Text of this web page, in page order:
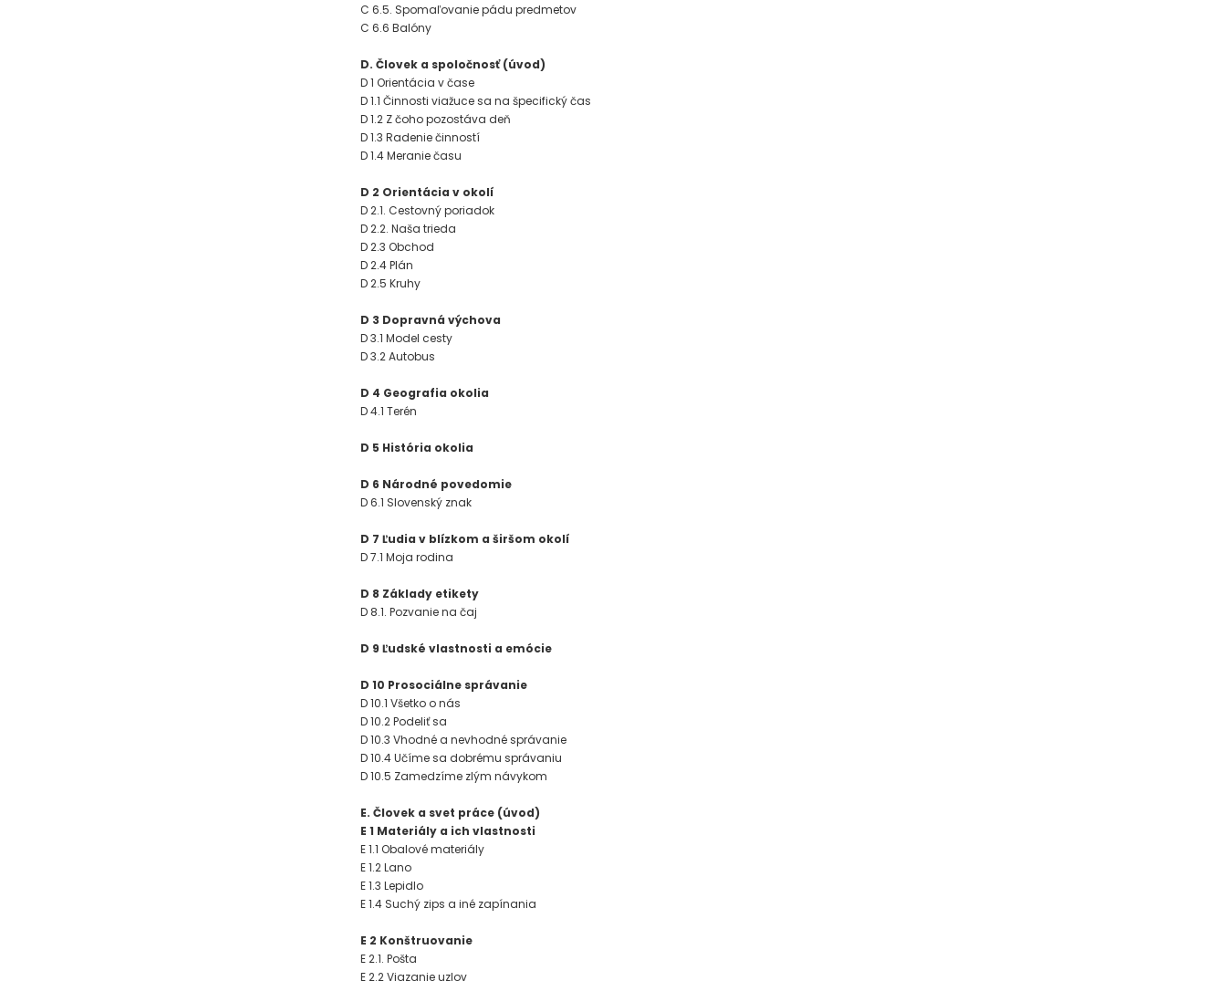
C 6.5. Spomaľovanie pádu predmetov
C 6.6 Balóny
D. Človek a spoločnosť (úvod)
D 1 Orientácia v čase
D 1.1 Činnosti viažuce sa na špecifický čas
D 1.2 Z čoho pozostáva deň
D 1.3 Radenie činností
D 1.4 Meranie času
D 2 Orientácia v okolí
D 2.1. Cestovný poriadok
D 2.2. Naša trieda
D 2.3 Obchod
D 2.4 Plán
D 2.5 Kruhy
D 3 Dopravná výchova
D 3.1 Model cesty
D 3.2 Autobus
D 4 Geografia okolia
D 4.1 Terén
D 5 História okolia
D 6 Národné povedomie
D 6.1 Slovenský znak
D 7 Ľudia v blízkom a širšom okolí
D 7.1 Moja rodina
D 8 Základy etikety
D 8.1. Pozvanie na čaj
D 9 Ľudské vlastnosti a emócie
D 10 Prosociálne správanie
D 10.1 Všetko o nás
D 10.2 Podeliť sa
D 10.3 Vhodné a nevhodné správanie
D 10.4 Učíme sa dobrému správaniu
D 10.5 Zamedzíme zlým návykom
E. Človek a svet práce (úvod)
E 1 Materiály a ich vlastnosti
E 1.1 Obalové materiály
E 1.2 Lano
E 1.3 Lepidlo
E 1.4 Suchý zips a iné zapínania
E 2 Konštruovanie
E 2.1. Pošta
E 2.2 Viazanie uzlov